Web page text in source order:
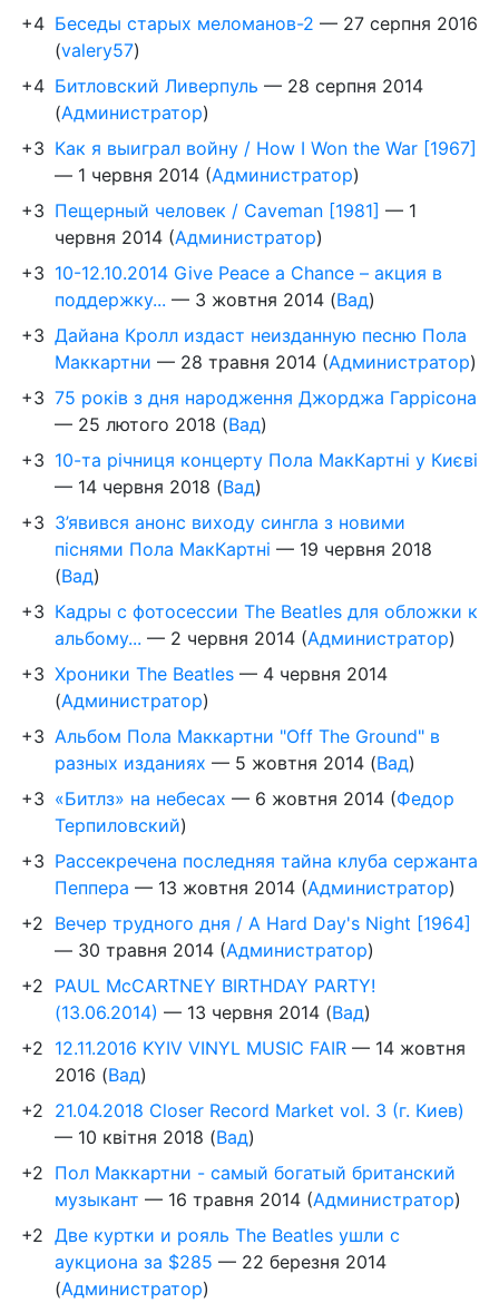
+4 Беседы старых меломанов-2 — 27 серпня 2016
(valery57)
+4 Битловский Ливерпуль — 28 серпня 2014
(Администратор)
+3 Как я выиграл войну / How I Won the War [1967]
— 1 червня 2014 (Администратор)
+3 Пещерный человек / Caveman [1981] — 1
червня 2014 (Администратор)
+3 10-12.10.2014 Give Peace a Chance – акция в
поддержку... — 3 жовтня 2014 (Вад)
+3 Дайана Кролл издаст неизданную песню Пола
Маккартни — 28 травня 2014 (Администратор)
+3 75 років з дня народження Джорджа Гаррісона
— 25 лютого 2018 (Вад)
+3 10-та річниця концерту Пола МакКартні у Києві
— 14 червня 2018 (Вад)
+3 З’явився анонс виходу сингла з новими
піснями Пола МакКартні — 19 червня 2018
(Вад)
+3 Кадры с фотосессии The Beatles для обложки к
альбому... — 2 червня 2014 (Администратор)
+3 Хроники The Beatles — 4 червня 2014
(Администратор)
+3 Альбом Пола Маккартни "Off The Ground" в
разных изданиях — 5 жовтня 2014 (Вад)
+3 «Битлз» на небесах — 6 жовтня 2014 (Федор
Терпиловский)
+3 Рассекречена последняя тайна клуба сержанта
Пеппера — 13 жовтня 2014 (Администратор)
+2 Вечер трудного дня / A Hard Day's Night [1964]
— 30 травня 2014 (Администратор)
+2 PAUL McCARTNEY BIRTHDAY PARTY!
(13.06.2014) — 13 червня 2014 (Вад)
+2 12.11.2016 KYIV VINYL MUSIC FAIR — 14 жовтня
2016 (Вад)
+2 21.04.2018 Closer Record Market vol. 3 (г. Киев)
— 10 квітня 2018 (Вад)
+2 Пол Маккартни - самый богатый британский
музыкант — 16 травня 2014 (Администратор)
+2 Две куртки и рояль The Beatles ушли с
аукциона за $285 — 22 березня 2014
(Администратор)